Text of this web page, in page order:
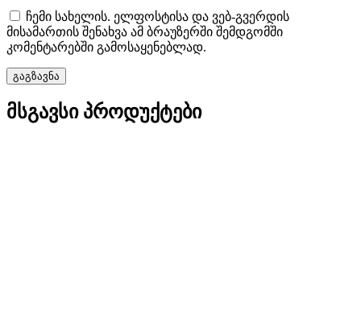
ჩემი სახელის. ელფოსტისა და ვებ-გვერდის
მისამართის შენახვა ამ ბრაუზერში შემდგომში
კომენტარებში გამოსაყენებლად.
მსგავსი პროდუქტები